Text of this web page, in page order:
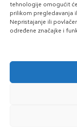
tehnologije omogućit
prilikom pregledavanja
Nepristajanje ili
određene značajke i
Otkrijte cijelu našu
H.